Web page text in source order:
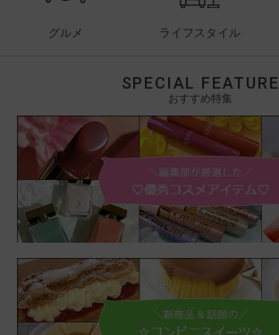
グルメ ライフスタイル
SPECIAL FEATURE
おすすめ特集